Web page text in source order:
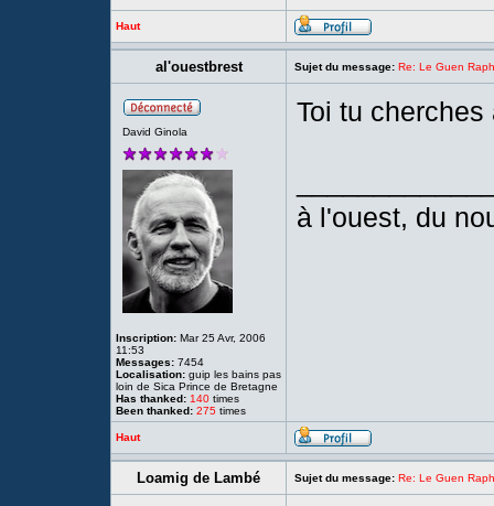
Haut
al'ouestbrest Sujet du message: Re: Le Guen
David Ginola
Inscription: Mar 25 Avr, 2006
11:53
Messages: 7454
Localisation: guip les bains pas
loin de Sica Prince de Bretagne
Has thanked: 140 times
Been thanked: 275 times
Toi tu
à l'ouest, du
Haut
Loamig de Lambé Sujet du message: Re: Le Guen